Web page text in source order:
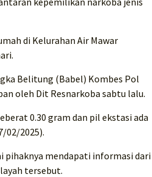
di Kelurahan Air Mawar
Belitung (Babel) Kombes Pol
oleh Dit Resnarkoba sabtu lalu.
0.30 gram dan pil ekstasi ada
02/2025).
pihaknya mendapati informasi dari
tersebut.